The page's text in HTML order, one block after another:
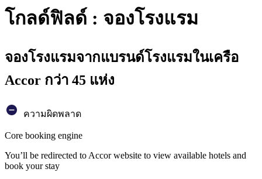
โกลด์ฟิลด์ : จองโรงแรม
จองโรงแรมจากแบรนด์โรงแรมในเครือ
Accor กว่า 45 แห่ง
ความผิดพลาด
Core booking engine
You’ll be redirected to Accor website to view available hotels and
book your stay